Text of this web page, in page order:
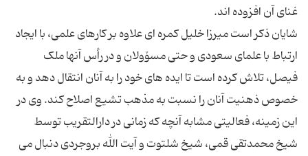
شایان ذکر است میرزا خلیل کمره ای علاوه بر کارهای علمی، با ایجاد
ارتباط با علمای سعودی و حتی مسۆولان و در رأس آنها ملک
فیصل، تلاش کرده است تا ایده های خود را به آنان انتقال دهد و به
خصوص ذهنیت آنان را نسبت به مذهب تشیع اصلاح کند. وی در
این زمینه، فعالیتی مشابه آنچه که زمانی در دارالتقریب توسط
شیخ محمدتقی قمی، شیخ شلتوت و آیت الله بروجردی دنبال می